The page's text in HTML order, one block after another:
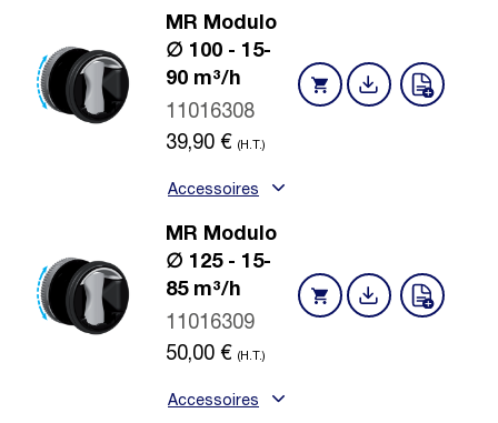
MR Modulo
∅ 100 - 15-
90 m³/h
11016308
39,90 € (H.T.)
Accessoires
MR Modulo
∅ 125 - 15-
85 m³/h
11016309
50,00 € (H.T.)
Accessoires